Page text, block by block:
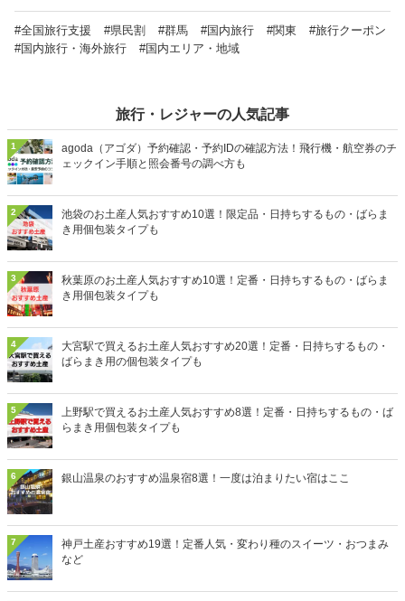
#全国旅行支援 #県民割 #群馬 #国内旅行 #関東
#旅行クーポン
#国内旅行・海外旅行
#国内エリア・地域
旅行・レジャーの人気記事
1
agoda（アゴダ）予約確認・予約IDの確認方法！飛行機・航空券のチ
ェックイン手順と照会番号の調べ方も
2
池袋のお土産人気おすすめ10選！限定品・日持ちするもの・ばらま
き用個包装タイプも
3
秋葉原のお土産人気おすすめ10選！定番・日持ちするもの・ばらま
き用個包装タイプも
4
大宮駅で買えるお土産人気おすすめ20選！定番・日持ちするもの・
ばらまき用の個包装タイプも
5
上野駅で買えるお土産人気おすすめ8選！定番・日持ちするもの・ば
らまき用個包装タイプも
6 銀山温泉のおすすめ温泉宿8選！一度は泊まりたい宿はここ
7
神戸土産おすすめ19選！定番人気・変わり種のスイーツ・おつまみ
など